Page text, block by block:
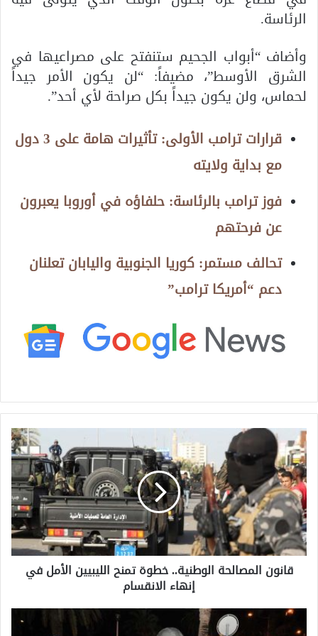
الرئاسة.
وأضاف “أبواب الجحيم ستنفتح على مصراعيها في
الشرق الأوسط”، مضيفاً: “لن يكون الأمر جيداً
لحماس، ولن يكون جيداً بكل صراحة لأي أحد”.
قرارات ترامب الأولى: تأثيرات هامة على 3 دول
مع بداية ولايته
فوز ترامب بالرئاسة: حلفاؤه في أوروبا يعبرون
عن فرحتهم
تحالف مستمر: كوريا الجنوبية واليابان تعلنان
دعم “أمريكا ترامب”
ق
ا
ن
و
ن
ا
ل
م
ص
ة
ا
قانون المصالحة الوطنية.. خطوة تمنح الليبيين الأمل في
إنهاء الانقسام
و